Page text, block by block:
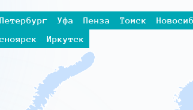
Уфа Пенза Томск
Иркутск